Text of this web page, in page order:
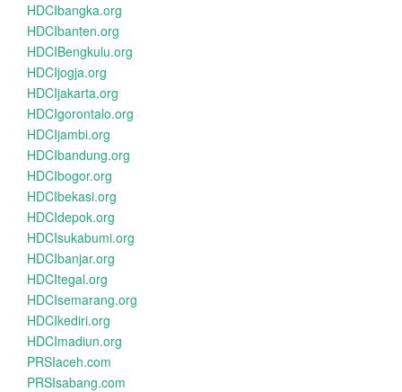
HDCIbangka.org
HDCIbanten.org
HDCIBengkulu.org
HDCIjogja.org
HDCIjakarta.org
HDCIgorontalo.org
HDCIjambi.org
HDCIbandung.org
HDCIbogor.org
HDCIbekasi.org
HDCIdepok.org
HDCIsukabumi.org
HDCIbanjar.org
HDCItegal.org
HDCIsemarang.org
HDCIkediri.org
HDCImadiun.org
PRSIaceh.com
PRSIsabang.com